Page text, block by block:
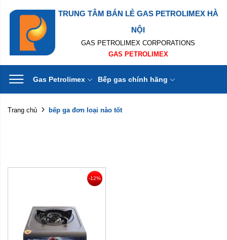
TRUNG TÂM BÁN LẺ GAS PETROLIMEX HÀ
NỘI
GAS PETROLIMEX CORPORATIONS
GAS PETROLIMEX
Gas Petrolimex Bếp gas chính hãng
Trang chủ bếp ga đơn loại nào tốt
-12%